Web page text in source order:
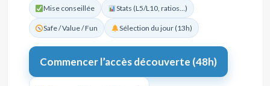
Mise conseillée Stats (L5/L10, ratios…)
Safe / Value / Fun Sélection du jour (13h)
Commencer l’accès découverte (48h)